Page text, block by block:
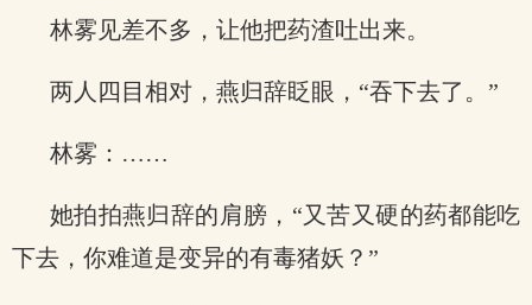
林雾见差不多，让他把药渣吐出来。
两人四目相对，燕归辞眨眼，“吞下去了。”
林雾：……
她拍拍燕归辞的肩膀，“又苦又硬的药都能吃
下去，你难道是变异的有毒猪妖？”